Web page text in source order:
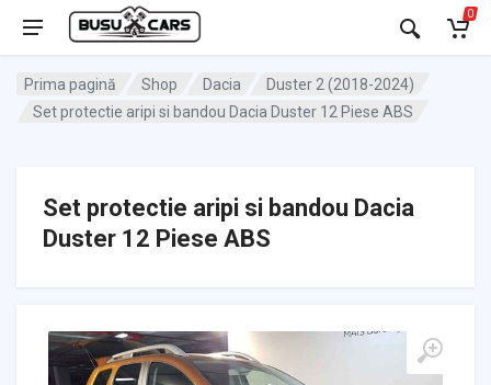
0
Prima pagină Shop Dacia
Duster 2 (2018-2024)
Set protectie aripi si bandou Dacia Duster 12 Piese ABS
Set protectie aripi si bandou Dacia
Duster 12 Piese ABS